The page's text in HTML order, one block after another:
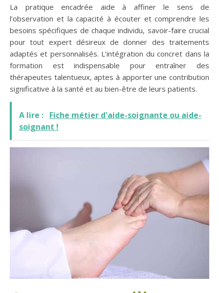
La pratique encadrée aide à affiner le sens de
l’observation et la capacité à écouter et comprendre les
besoins spécifiques de chaque individu, savoir-faire crucial
pour tout expert désireux de donner des traitements
adaptés et personnalisés. L’intégration du concret dans la
formation est indispensable pour entraîner des
thérapeutes talentueux, aptes à apporter une contribution
significative à la santé et au bien-être de leurs patients.
A lire : Fiche métier d'aide-soignante ou aide-
soignant !